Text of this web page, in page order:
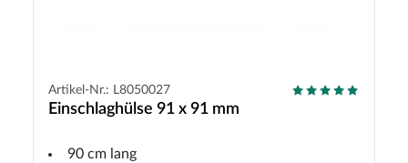
Artikel-Nr.: L8050027
Einschlaghülse 91 x 91 mm
90 cm lang